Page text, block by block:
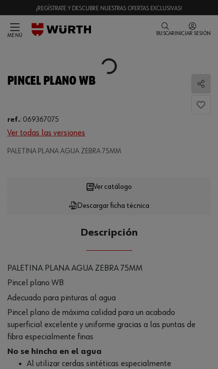
¡REGÍSTRATE Y DESCUBRE NUESTRAS OFERTAS EXCLUSIVAS!
MENÚ BUSCAR INICIAR SESIÓN
Loading...
PINCEL PLANO WB
ref.: 069367075
Ver todas las versiones
PALETINA PLANA AGUA ZEBRA 75MM
Loading...
Descargar ficha técnica
Ver catálogo
Descripción
PALETINA PLANA AGUA ZEBRA 75MM
Pincel plano WB
Adecuado para pinturas al agua
Pincel plano de máxima calidad para un acabado
superficial excelente y uniforme gracias a las puntas de
fibra especialmente finas
No se hincha en el agua
Al utilizar cerdas sintéticas especialmente